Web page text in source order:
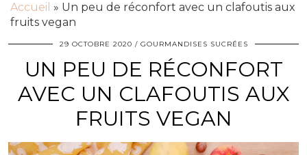
Accueil » Un peu de réconfort avec un clafoutis aux
fruits vegan
29 OCTOBRE 2020 GOURMANDISES SUCRÉES
UN PEU DE RÉCONFORT
AVEC UN CLAFOUTIS AUX
FRUITS VEGAN